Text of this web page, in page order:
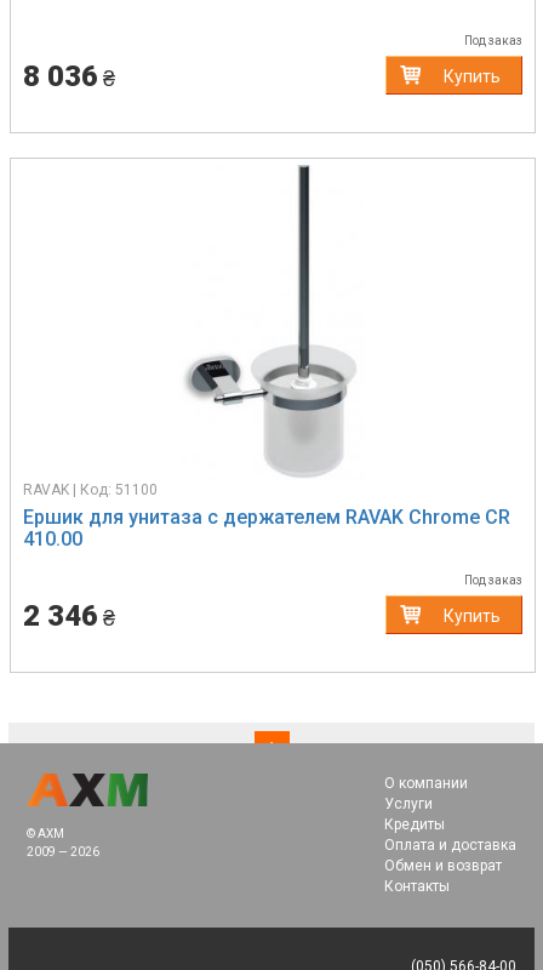
Под заказ
8 036 ₴ Купить
RAVAK | Код: 51100
Ершик для унитаза с держателем RAVAK Chrome CR
410.00
Под заказ
2 346 ₴ Купить
1(current)
© AXM
2009 — 2026
О компании
Услуги
Кредиты
Оплата и доставка
Обмен и возврат
Контакты
(050) 566-84-00